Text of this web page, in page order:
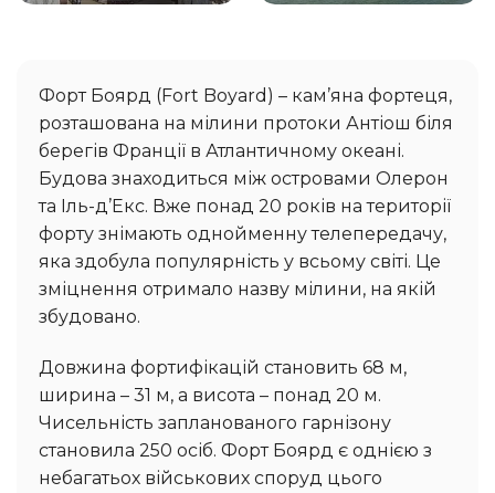
Форт Боярд (Fort Boyard) – кам’яна фортеця,
розташована на мілини протоки Антіош біля
берегів Франції в Атлантичному океані.
Будова знаходиться між островами Олерон
та Іль-д’Екс. Вже понад 20 років на території
форту знімають однойменну телепередачу,
яка здобула популярність у всьому світі. Це
зміцнення отримало назву мілини, на якій
збудовано.
Довжина фортифікацій становить 68 м,
ширина – 31 м, а висота – понад 20 м.
Чисельність запланованого гарнізону
становила 250 осіб. Форт Боярд є однією з
небагатьох військових споруд цього